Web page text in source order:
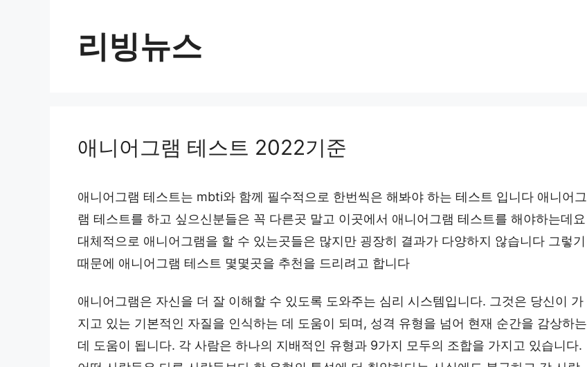
리빙뉴스
애니어그램 테스트 2022기준
애니어그램 테스트는 mbti와 함께 필수적으로 한번씩은 해봐야 하는 테스트 입니다 애니어그
램 테스트를 하고 싶으신분들은 꼭 다른곳 말고 이곳에서 애니어그램 테스트를 해야하는데요
대체적으로 애니어그램을 할 수 있는곳들은 많지만 굉장히 결과가 다양하지 않습니다 그렇기
때문에 애니어그램 테스트 몇몇곳을 추천을 드리려고 합니다
애니어그램은 자신을 더 잘 이해할 수 있도록 도와주는 심리 시스템입니다. 그것은 당신이 가
지고 있는 기본적인 자질을 인식하는 데 도움이 되며, 성격 유형을 넘어 현재 순간을 감상하는
데 도움이 됩니다. 각 사람은 하나의 지배적인 유형과 9가지 모두의 조합을 가지고 있습니다.